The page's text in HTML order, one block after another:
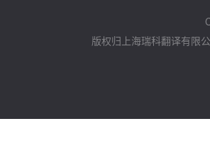
版权归上海瑞科翻译有限